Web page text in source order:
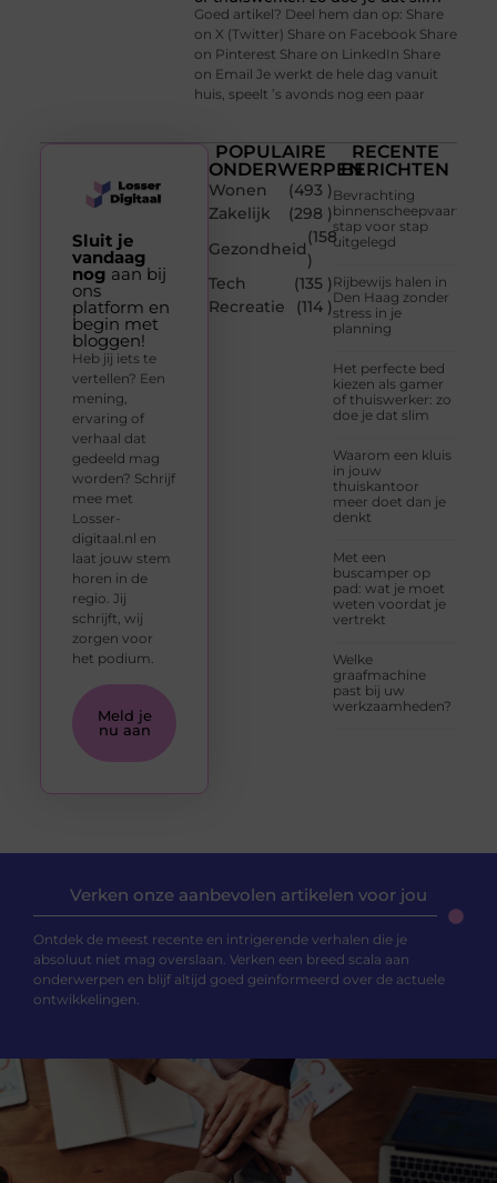
Goed artikel? Deel hem dan op: Share
on X (Twitter) Share on Facebook Share
on Pinterest Share on LinkedIn Share
on Email Je werkt de hele dag vanuit
huis, speelt ’s avonds nog een paar
POPULAIRE
ONDERWERPEN
Wonen
(493 )
Zakelijk
(298 )
Gezondheid
(158
)
Tech
(135 )
Recreatie
(114 )
RECENTE
BERICHTEN
Bevrachting
binnenscheepvaart
stap voor stap
uitgelegd
Rijbewijs halen in
Den Haag zonder
stress in je
planning
Het perfecte bed
kiezen als gamer
of thuiswerker: zo
doe je dat slim
Waarom een kluis
in jouw
thuiskantoor
meer doet dan je
denkt
Met een
buscamper op
pad: wat je moet
weten voordat je
vertrekt
Welke
graafmachine
past bij uw
werkzaamheden?
Sluit je
vandaag
nog aan bij
ons
platform en
begin met
bloggen!
Heb jij iets te
vertellen? Een
mening,
ervaring of
verhaal dat
gedeeld mag
worden? Schrijf
mee met
Losser-
digitaal.nl en
laat jouw stem
horen in de
regio. Jij
schrijft, wij
zorgen voor
het podium.
Meld je
nu aan
Verken onze aanbevolen artikelen voor jou
Ontdek de meest recente en intrigerende verhalen die je
absoluut niet mag overslaan. Verken een breed scala aan
onderwerpen en blijf altijd goed geïnformeerd over de actuele
ontwikkelingen.